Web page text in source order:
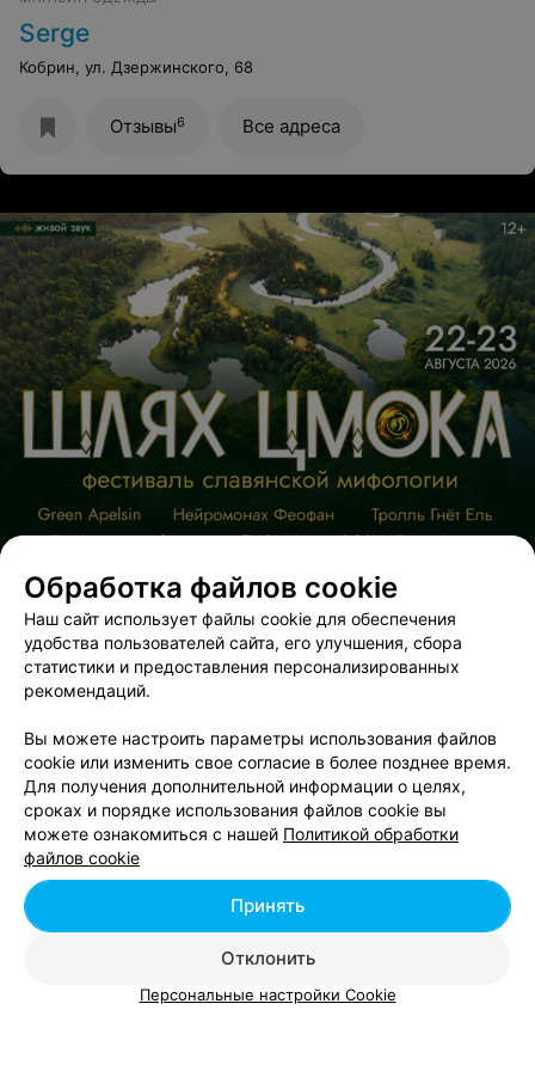
Serge
Кобрин, ул. Дзержинского, 68
Отзывы6 Все адреса
ЭФФЕКТИВНАЯ РЕКЛАМА НА САЙТЕ
Добавить компанию
Обработка файлов cookie
Наш сайт использует файлы cookie для обеспечения
удобства пользователей сайта, его улучшения, сбора
статистики и предоставления персонализированных
рекомендаций.
Вы можете настроить параметры использования файлов
cookie или изменить свое согласие в более позднее время.
Для получения дополнительной информации о целях,
сроках и порядке использования файлов cookie вы
можете ознакомиться с нашей Политикой обработки
файлов cookie
Отклонить
Принять
Персональные настройки Cookie